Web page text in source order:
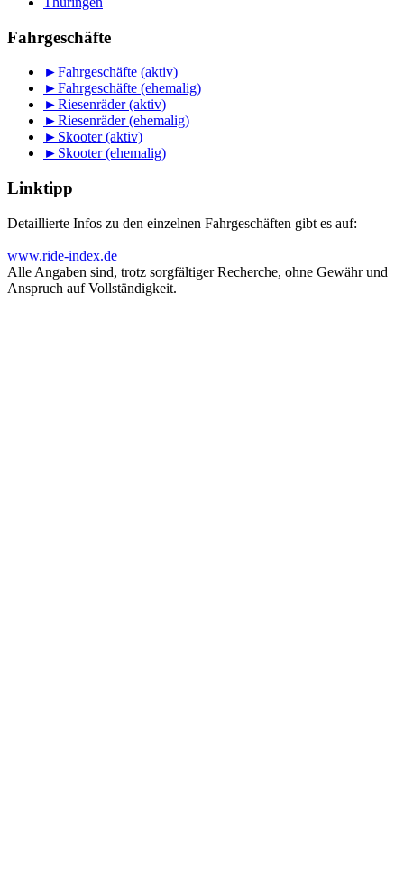
Fahrgeschäfte
►Fahrgeschäfte (aktiv)
►Fahrgeschäfte (ehemalig)
►Riesenräder (aktiv)
►Riesenräder (ehemalig)
► Skooter (aktiv)
► Skooter (ehemalig)
Linktipp
Detaillierte Infos zu den einzelnen Fahrgeschäften gibt es auf:
www.ride-index.de
Alle Angaben sind, trotz sorgfältiger Recherche, ohne Gewähr und
Anspruch auf Vollständigkeit.